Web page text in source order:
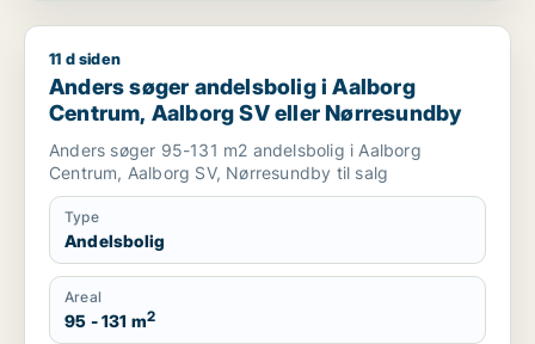
Anders søger andelsbolig i Aalborg Centrum, Aalborg SV
11 d siden
Anders søger andelsbolig i Aalborg
Centrum, Aalborg SV eller Nørresundby
Anders søger 95-131 m2 andelsbolig i Aalborg
Centrum, Aalborg SV, Nørresundby til salg
Type
Andelsbolig
Areal
95 - 131 m2